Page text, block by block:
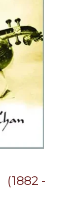
(1882 -